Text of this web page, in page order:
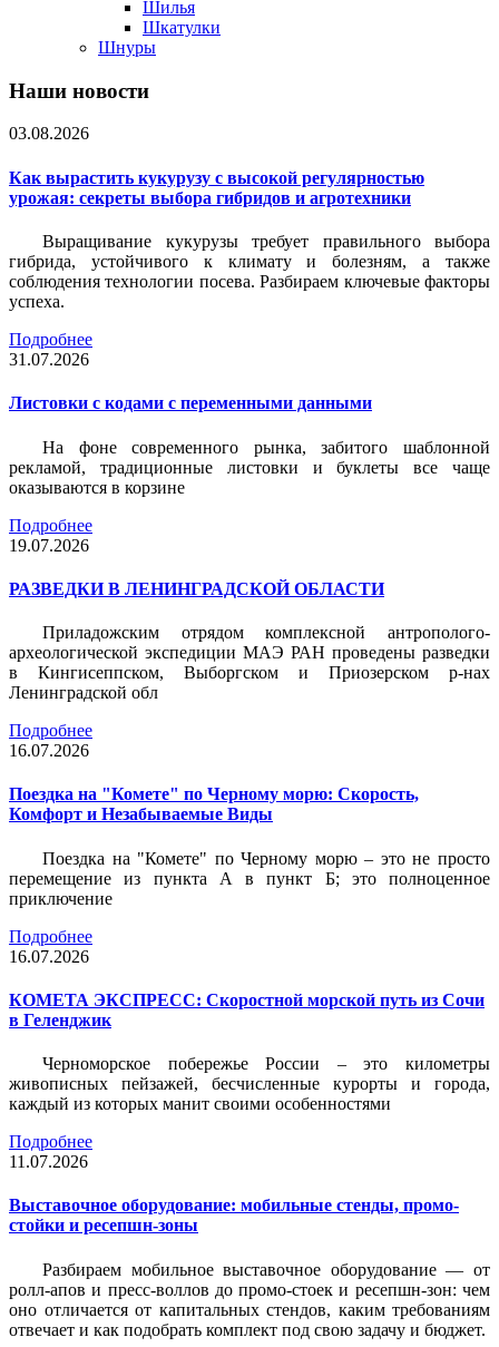
Шилья
Шкатулки
Шнуры
Наши новости
03.08.2026
Как вырастить кукурузу с высокой регулярностью
урожая: секреты выбора гибридов и агротехники
Выращивание кукурузы требует правильного выбора
гибрида, устойчивого к климату и болезням, а также
соблюдения технологии посева. Разбираем ключевые факторы
успеха.
Подробнее
31.07.2026
Листовки c кодами с переменными данными
На фоне современного рынка, забитого шаблонной
рекламой, традиционные листовки и буклеты все чаще
оказываются в корзине
Подробнее
19.07.2026
РАЗВЕДКИ В ЛЕНИНГРАДСКОЙ ОБЛАСТИ
Приладожским отрядом комплексной антрополого-
археологической экспедиции МАЭ РАН проведены разведки
в Кингисеппском, Выборгском и Приозерском р-нах
Ленинградской обл
Подробнее
16.07.2026
Поездка на "Комете" по Черному морю: Скорость,
Комфорт и Незабываемые Виды
Поездка на "Комете" по Черному морю – это не просто
перемещение из пункта А в пункт Б; это полноценное
приключение
Подробнее
16.07.2026
КОМЕТА ЭКСПРЕСС: Скоростной морской путь из Сочи
в Геленджик
Черноморское побережье России – это километры
живописных пейзажей, бесчисленные курорты и города,
каждый из которых манит своими особенностями
Подробнее
11.07.2026
Выставочное оборудование: мобильные стенды, промо-
стойки и ресепшн-зоны
Разбираем мобильное выставочное оборудование — от
ролл-апов и пресс-воллов до промо-стоек и ресепшн-зон: чем
оно отличается от капитальных стендов, каким требованиям
отвечает и как подобрать комплект под свою задачу и бюджет.